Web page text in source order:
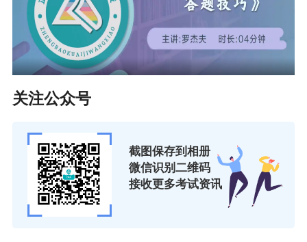
管理会计师PCMA初级
● 管理会计师初级紧扣预算、成本两大核心领
域，帮助学员更快地适应管理会计一般岗位的需
求，并为以后的管理会计学习打下良好的基础。
● 不知道管理会计师PCMA初级证书的报考流
程？网校为大家准备了管理会计师（PCMA）初
级报考指南。
关注公众号
截图保存到相册
微信识别二维码
接收更多考试资讯